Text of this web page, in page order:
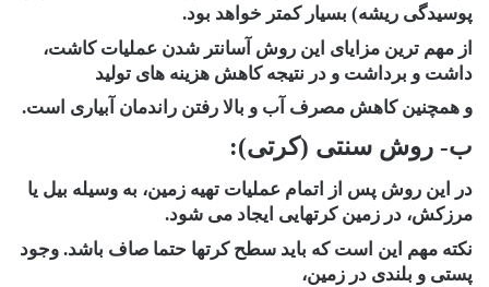
پوسیدگی ریشه) بسیار کمتر خواهد بود.
از مهم ترین مزایای این روش آسانتر شدن عملیات کاشت،
داشت و برداشت و در نتیجه کاهش هزینه های تولید
و همچنین کاهش مصرف آب و بالا رفتن راندمان آبیاری است.
ب- روش سنتی (کرتی):
در این روش پس از اتمام عملیات تهیه زمین، به وسیله بیل یا
مرزکش، در زمین کرتهایی ایجاد می شود.
نکته مهم این است که باید سطح کرتها حتما صاف باشد. وجود
پستی و بلندی در زمین،